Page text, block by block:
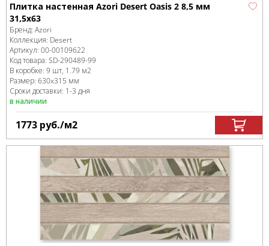
Плитка настенная Azori Desert Oasis 2 8,5 мм
31,5x63
Бренд: Azori
Коллекция: Desert
Артикул: 00-00109622
Код товара: SD-290489-99
В коробке: 9 шт, 1.79 м2
Размер: 630x315 мм
Сроки доставки: 1-3 дня
в наличии
1773 руб./м2